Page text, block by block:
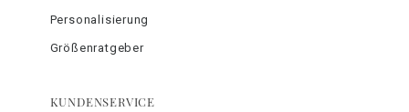
Personalisierung
Größenratgeber
KUNDENSERVICE